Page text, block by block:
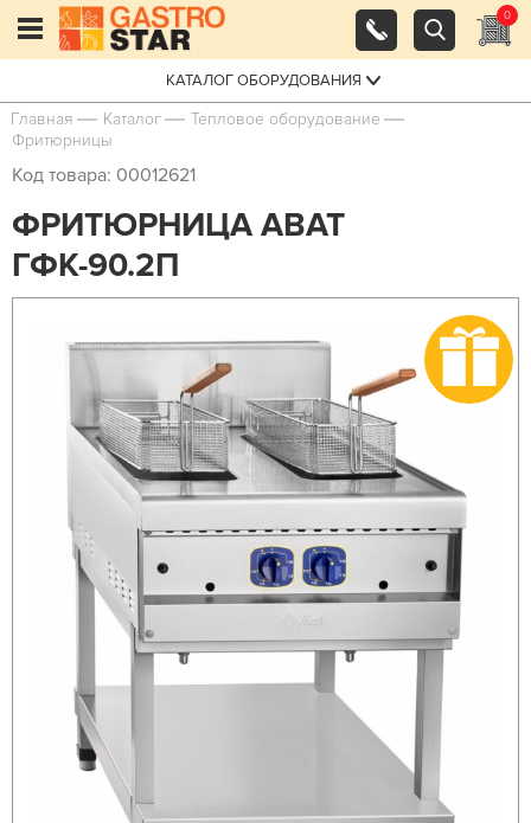
0
КАТАЛОГ ОБОРУДОВАНИЯ
Главная Каталог
Тепловое оборудование
Фритюрницы
Код товара: 00012621
ФРИТЮРНИЦА ABAT
ГФК-90.2П